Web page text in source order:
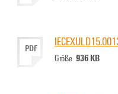
PDF
Größe 936 KB